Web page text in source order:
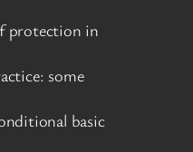
protection in
some
basic